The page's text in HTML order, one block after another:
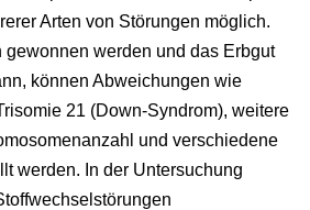
Arten von Störungen möglich.
gewonnen werden und das Erbgut
können Abweichungen wie
21 (Down-Syndrom), weitere
und verschiedene
werden. In der Untersuchung